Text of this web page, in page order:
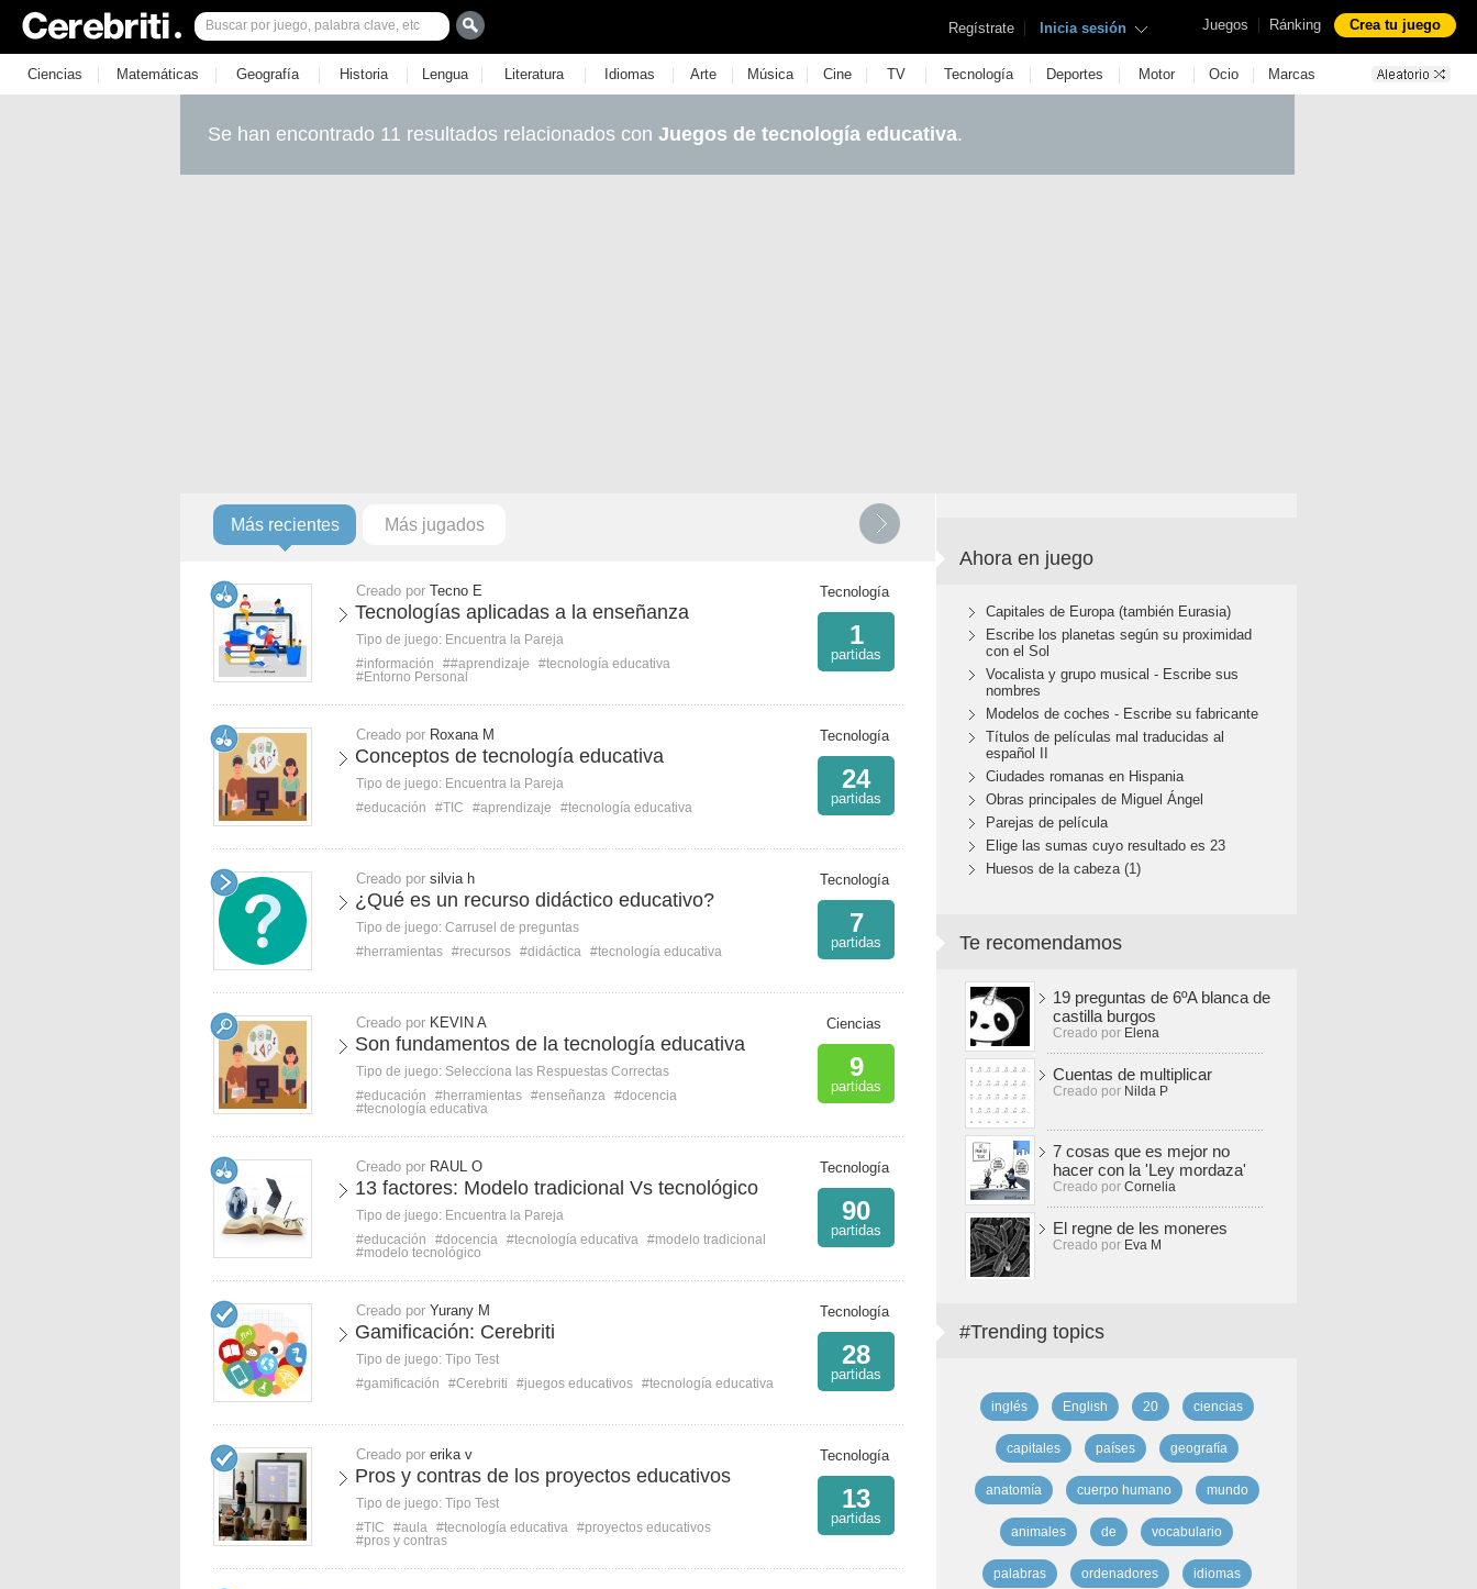
Juegos | Ránking Crea tu juego
Regístrate | Inicia sesión
Ciencias | Matemáticas | Geografía | Historia | Lengua | Literatura | Idiomas | Arte | Música | Cine | TV | Tecnología | Deportes | Motor | Ocio | Marcas
Se han encontrado 11 resultados relacionados con Juegos de tecnología educativa.
Más recientes Más jugados
Creado por Tecno E
Tecnologías aplicadas a la enseñanza
Tipo de juego: Encuentra la Pareja
#información
##aprendizaje
#tecnología educativa
#Entorno Personal
Tecnología
1
partidas
Creado por Roxana M
Conceptos de tecnología educativa
Tipo de juego: Encuentra la Pareja
#educación
#TIC #aprendizaje #tecnología educativa
Tecnología
24
partidas
Creado por silvia h
¿Qué es un recurso didáctico educativo?
Tipo de juego: Carrusel de preguntas
#herramientas #recursos #didáctica #tecnología educativa
Tecnología
7
partidas
Creado por KEVIN A
Son fundamentos de la tecnología educativa
Tipo de juego: Selecciona las Respuestas Correctas
#educación
#herramientas #enseñanza #docencia
#tecnología educativa
Ciencias
9
partidas
Creado por RAUL O
13 factores: Modelo tradicional Vs tecnológico
Tipo de juego: Encuentra la Pareja
#educación
#docencia #tecnología educativa #modelo tradicional
#modelo tecnológico
Tecnología
90
partidas
Creado por Yurany M
Gamificación: Cerebriti
Tipo de juego: Tipo Test
#gamificación
#Cerebriti #juegos educativos #tecnología educativa
Tecnología
28
partidas
Creado por erika v
Pros y contras de los proyectos educativos
Tipo de juego: Tipo Test
#TIC
#aula #tecnología educativa #proyectos educativos
#pros y contras
Tecnología
13
partidas
Ahora en juego
Capitales de Europa (también Eurasia)
Escribe los planetas según su proximidad
con el Sol
Vocalista y grupo musical - Escribe sus
nombres
Modelos de coches - Escribe su fabricante
Títulos de películas mal traducidas al
español II
Ciudades romanas en Hispania
Obras principales de Miguel Ángel
Parejas de película
Elige las sumas cuyo resultado es 23
Huesos de la cabeza (1)
Te recomendamos
19 preguntas de 6ºA blanca de
castilla burgos
Creado por Elena
Cuentas de multiplicar
Creado por Nilda P
7 cosas que es mejor no
hacer con la 'Ley mordaza'
Creado por Cornelia
El regne de les moneres
Creado por Eva M
#Trending topics
inglés English 20 ciencias
capitales países geografía
anatomía cuerpo humano mundo
animales de vocabulario
palabras ordenadores idiomas